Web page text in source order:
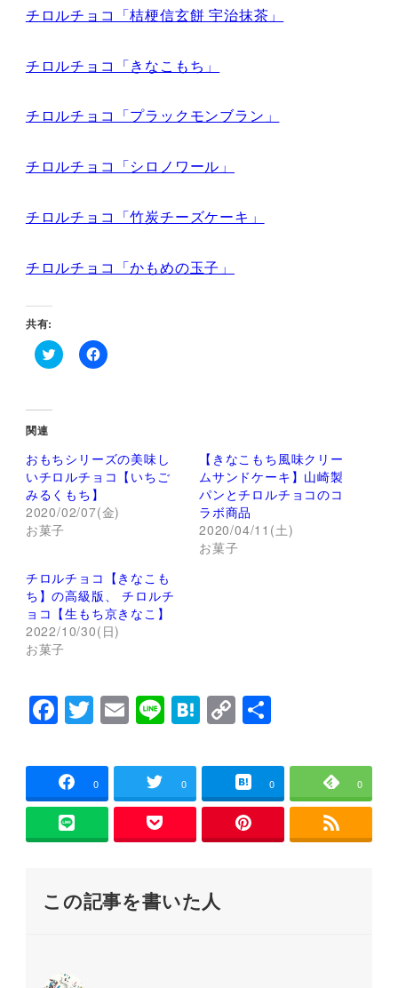
チロルチョコ「桔梗信玄餅 宇治抹茶」
チロルチョコ「きなこもち」
チロルチョコ「プラックモンブラン」
チロルチョコ「シロノワール」
チロルチョコ「竹炭チーズケーキ」
チロルチョコ「かもめの玉子」
共有:
ク
し
て
T
i
t
t
e
r
で
共
有
し
い
ウ
ィ
ン
ド
ウ
で
す
)
F
で
共
有
す
る
に
ク
し
て
く
だ
さ
ウ
ィ
ン
き
ま
す
関連
おもちシリーズの美味し
いチロルチョコ【いちご
みるくもち】
2020/02/07(金)
お菓子
【きなこもち風味クリー
ムサンドケーキ】山崎製
パンとチロルチョコのコ
ラボ商品
2020/04/11(土)
お菓子
チロルチョコ【きなこも
ち】の高級版、 チロルチ
ョコ【生もち京きなこ】
2022/10/30(日)
お菓子
F
c
e
b
o
k
T
tt
er
E
ai
l
Li
e
H
e
n
C
p
y
Li
n
共
0 0 0 0
この記事を書いた人